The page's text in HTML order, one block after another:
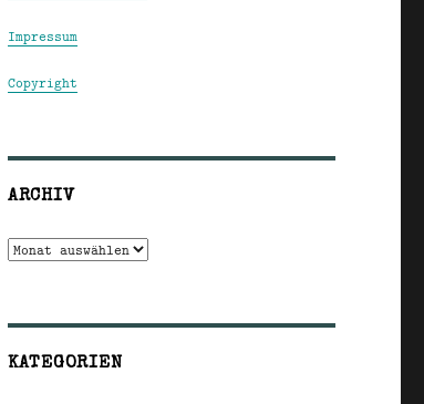
Impressum
Copyright
ARCHIV
Archiv
KATEGORIEN